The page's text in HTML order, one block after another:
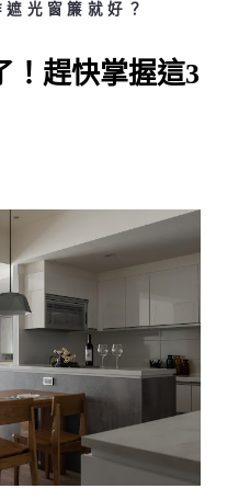
光窗簾就好？
！趕快掌握這3